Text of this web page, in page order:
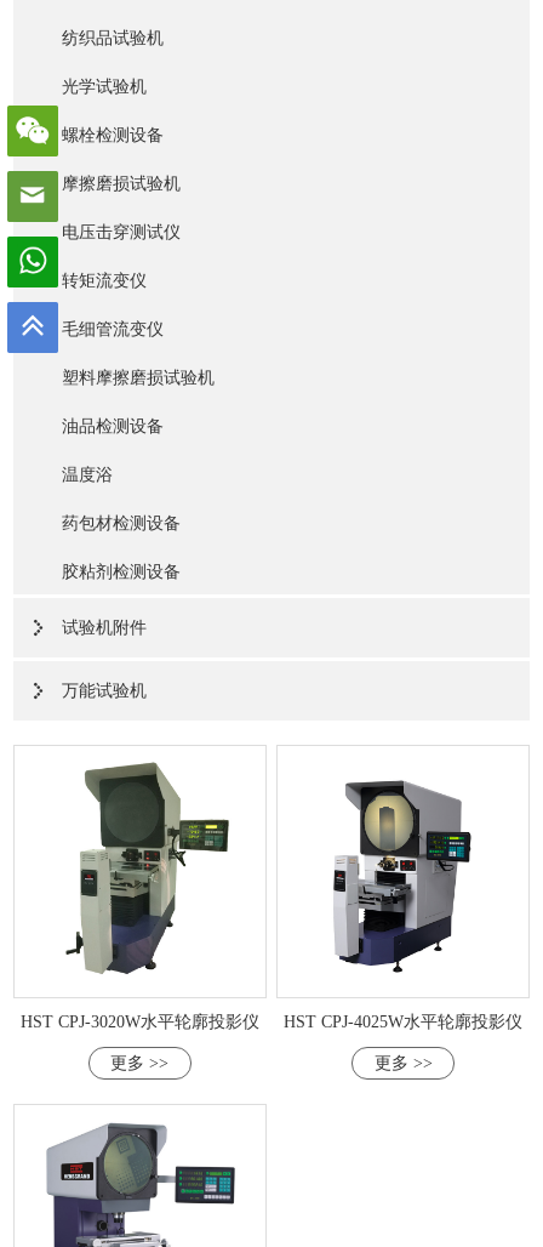
纺织品试验机
光学试验机
螺栓检测设备
摩擦磨损试验机
电压击穿测试仪
转矩流变仪
毛细管流变仪
塑料摩擦磨损试验机
油品检测设备
温度浴
药包材检测设备
胶粘剂检测设备
试验机附件
万能试验机
HST CPJ-3020W水平轮廓投影仪
更多 >>
HST CPJ-4025W水平轮廓投影仪
更多 >>